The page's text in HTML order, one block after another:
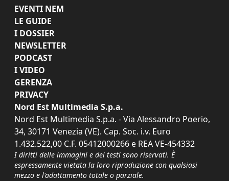
EVENTI NEM
LE GUIDE
I DOSSIER
NEWSLETTER
PODCAST
I VIDEO
GERENZA
PRIVACY
Nord Est Multimedia S.p.a.
Nord Est Multimedia S.p.a. - Via Alessandro Poerio,
34, 30171 Venezia (VE). Cap. Soc. i.v. Euro
1.432.522,00 C.F. 05412000266 e REA VE-454332
I diritti delle immagini e dei testi sono riservati. È
espressamente vietata la loro riproduzione con qualsiasi
mezzo e l'adattamento totale o parziale.